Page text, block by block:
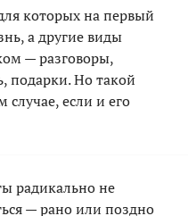
которых на первый
а другие виды
— разговоры,
подарки. Но такой
если и его
радикально не
— рано или поздно